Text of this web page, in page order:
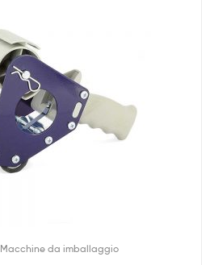
Macchine da imballaggio